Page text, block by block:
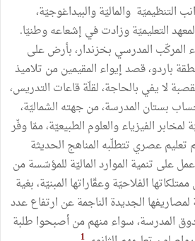
التنظيميّة والماليّةوالبيداغوجيّة،
التعليميّةوزادتفي إشعاعهوطنيّا.
المركّب المدرسي بخزندار،بأرضعلى
باردو،قصدإيواء المقيمينمن تلاميذ
لايفي بالحاجة،لقلّةقاعات التدريس،
بستان المدرسة،منجهته الشماليّة،
لمخابرالفيزياءوالعلوم الطبيعيّة،ممّاوفّر
تعليمعصري تتطلّبه المناهج الحديثة
عملعلى تنمية المواردالماليّة للمؤسّسةمن
ممتلكاتها الفلاحيّةوعقّاراتها المبنيّة،بغية
لمصاريفها الجديدة الناجمةعن ارتفاععدد
المدرسة،سواءمنهممنأصبحوا طلبة
1